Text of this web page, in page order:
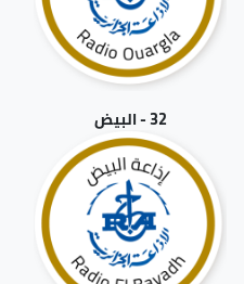
32 - البيض